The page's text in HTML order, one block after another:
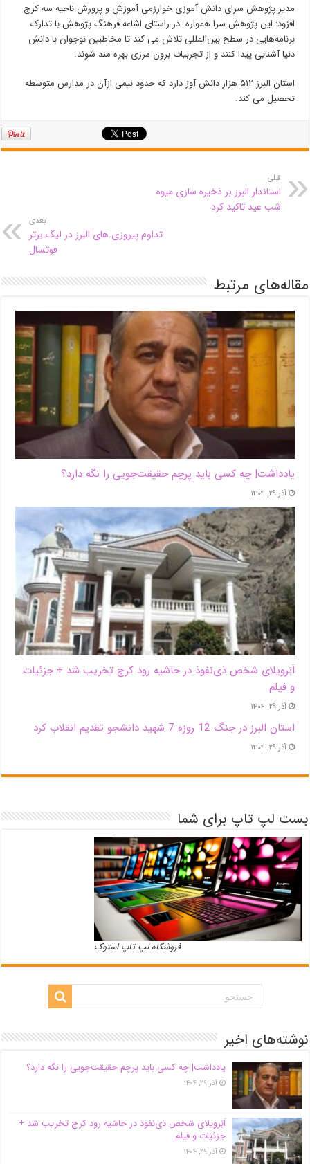
مدیر پژوهش سرای دانش آموزی خوارزمی آموزش و پرورش ناحیه سه کرج
افزود: این پژوهش سرا همواره در راستای اشاعه‌ فرهنگ پژوهش با تدارک
برنامه‌هایی در سطح بین‌المللی تلاش می کند تا مخاطبین نوجوان با دانش
دنیا آشنایی پیدا کنند و از تجربیات برون مرزی بهره مند شوند.
استان البرز ۵۱۲ هزار دانش آوز دارد که حدود نیمی ازآن در مدارس متوسطه
تحصیل می کند.
قبلی
استاندار البرز بر ذخیره سازی میوه
شب عید تاکید کرد
بعدی
تداوم پیروزی های البرز در لیگ برتر
فوتسال
مقاله‌های مرتبط
یادداشت| ‌چه کسی باید پرچم حقیقت‌جویی را نگه دارد؟
آذر ۲۹, ۱۴۰۴
اَبَر‌ویلای شخص ذی‌نفوذ در حاشیه‌ رود کرج تخریب شد + جزئیات
و فیلم
آذر ۲۹, ۱۴۰۴
استان البرز در جنگ 12 روزه 7 شهید دانشجو تقدیم انقلاب کرد
آذر ۲۹, ۱۴۰۴
بست لپ تاپ برای شما
فروشگاه لپ تاپ استوک
نوشته‌های اخیر
یادداشت| ‌چه کسی باید پرچم حقیقت‌جویی را نگه دارد؟
آذر ۲۹, ۱۴۰۴
اَبَر‌ویلای شخص ذی‌نفوذ در حاشیه‌ رود کرج تخریب شد +
جزئیات و فیلم
آذر ۲۹, ۱۴۰۴